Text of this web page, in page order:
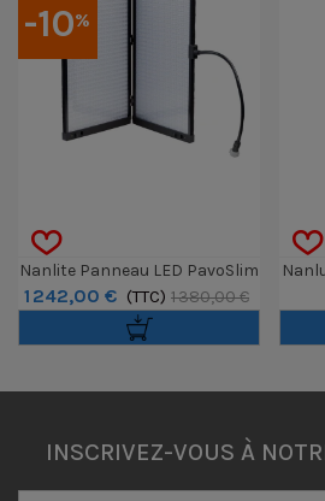
-10%
Nanlite Panneau LED PavoSlim
240B Bi-Color 260W
1 242,00 € (TTC) 1 380,00 €
INSCRIVEZ-VOUS À